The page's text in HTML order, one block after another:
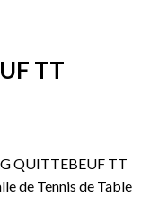
TT
QUITTEBEUF TT
de Tennis de Table